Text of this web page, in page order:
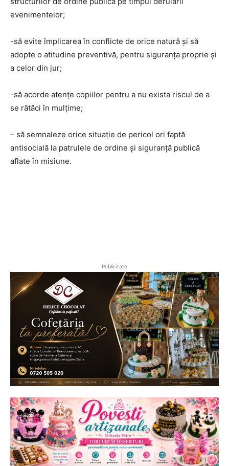
evenimentelor;
-să evite împlicarea în conflicte de orice natură și să
adopte o atitudine preventivă, pentru siguranța proprie și
a celor din jur;
-să acorde atențe copiilor pentru a nu exista riscul de a
se rătăci în mulțime;
– să semnaleze orice situație de pericol ori faptă
antisocială la patrulele de ordine și siguranță publică
aflate în misiune.
Publicitate